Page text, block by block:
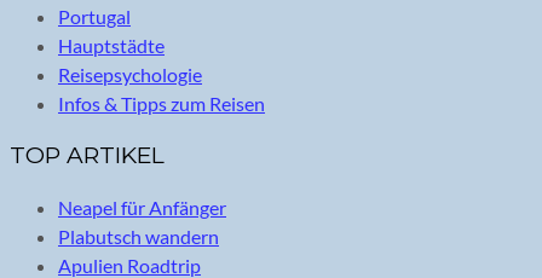
Portugal
Hauptstädte
Reisepsychologie
Infos & Tipps zum Reisen
TOP ARTIKEL
Neapel für Anfänger
Plabutsch wandern
Apulien Roadtrip